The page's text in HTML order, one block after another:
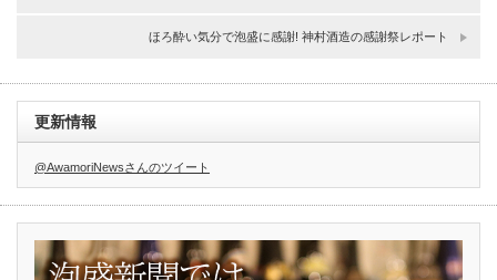
ほろ酔い気分で泡盛に感謝! 神村酒造の感謝祭レポート
更新情報
@AwamoriNewsさんのツイート